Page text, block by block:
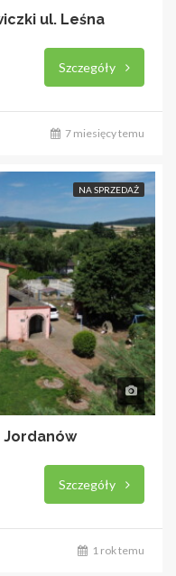
ul. Leśna
Szczegóły
7 miesięcy temu
NA SPRZEDAŻ
Jordanów
Szczegóły
1 rok temu